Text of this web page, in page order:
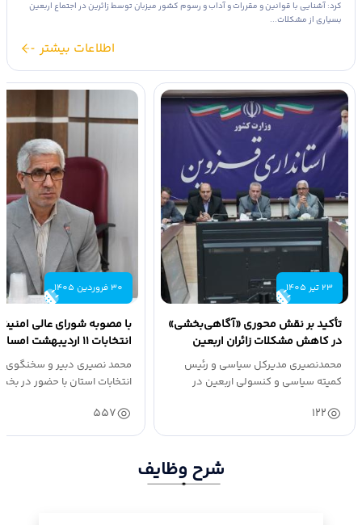
کرد: آشنایی با قوانین و مقررات و آداب و رسوم کشور میزبان توسط زائرین در اجتماع اربعین
بسیاری از مشکلات...
اطلاعات بیشتر
23 تیر 1405
تأکید بر نقش محوری «آگاهی‌بخشی»
در کاهش مشکلات زائران اربعین
محمدنصیری مدیرکل سیاسی و رئیس
کمیته سیاسی و کنسولی اربعین در
122
30 فروردین 1405
با مصوبه شورای عالی
انتخابات ۱۱ اردیبهشت
محمد نصیری دبیر و سخنگوی
557
شرح وظایف